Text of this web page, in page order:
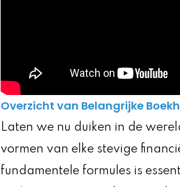
Overzicht van Belangrijke
Laten we nu duiken in de
vormen van elke stevige
fundamentele formules is